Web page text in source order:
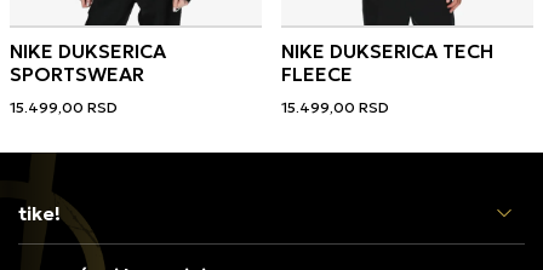
NIKE DUKSERICA
SPORTSWEAR
15.499,00 RSD
NIKE DUKSERICA TECH
FLEECE
15.499,00 RSD
tike!